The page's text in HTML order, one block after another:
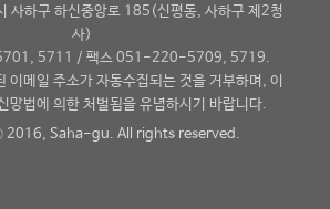
사하구 하신중앙로 185(신평동, 사하구 제2청
사)
5711 / 팩스 051-220-5709, 5719.
이메일 주소가 자동수집되는 것을 거부하며, 이
망법에 의한 처벌됨을 유념하시기 바랍니다.
Saha-gu. All rights reserved.